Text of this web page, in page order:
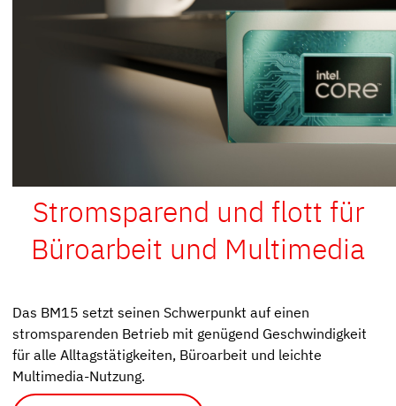
Stromsparend und flott für
Büroarbeit und Multimedia
Das BM15 setzt seinen Schwerpunkt auf einen
stromsparenden Betrieb mit genügend Geschwindigkeit
für alle Alltagstätigkeiten, Büroarbeit und leichte
Multimedia-Nutzung.